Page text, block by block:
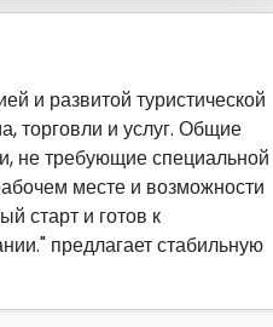
и развитой туристической
торговли и услуг. Общие
не требующие специальной
месте и возможности
старт и готов к
предлагает стабильную